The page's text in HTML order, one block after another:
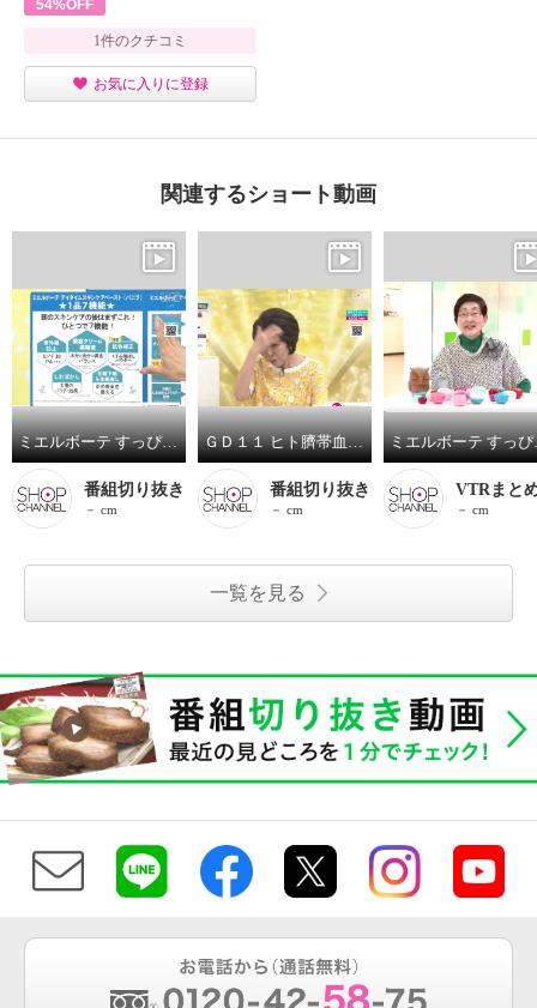
54%OFF
1件のクチコミ
お気に入りに登録
関連するショート動画
ミエルボーテ すっぴんツヤめき！美白肌 デイタイム スキンケアペースト ＜バニラ＞ ２個増量セット
番組切り抜き
－ cm
ＧＤ１１ ヒト臍帯血由来成分配合 ハリツヤ潤いなめらか肌へ 紫外線からお肌を守る プレミアムラボ アドバンス ＥＸＯ サンスクリーン ２本特別セット
番組切り抜き
－ cm
ミエルボーテ
VTRまと
－ cm
一覧を見る